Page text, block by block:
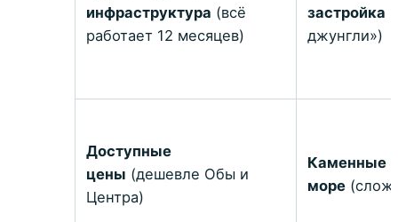
инфраструктура (всё
работает 12 месяцев)
застройка
джунгли»)
Доступные
цены (дешевле Обы и
Центра)
Каменные
море